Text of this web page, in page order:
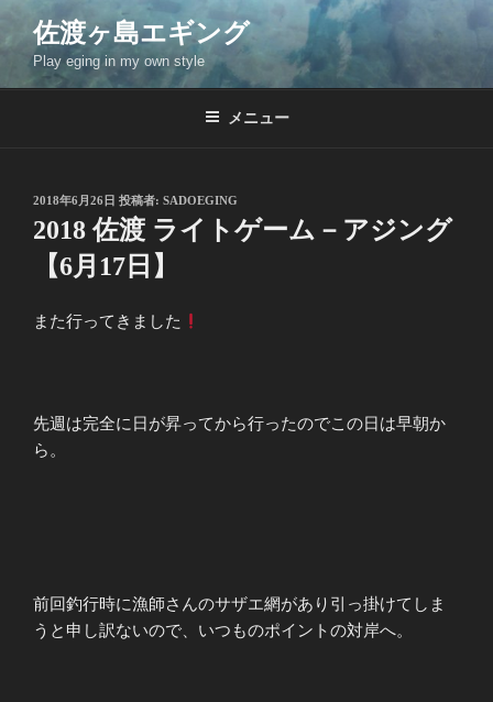
コ
ン
ン
佐渡ヶ島エギング
Play eging in my own style
メニュー
投
稿
日:
2018年6月26日 投稿者: SADOEGING
2018 佐渡 ライトゲーム－アジング
【6月17日】
また行ってきました
先週は完全に日が昇ってから行ったのでこの日は早朝か
ら。
前回釣行時に漁師さんのサザエ網があり引っ掛けてしま
うと申し訳ないので、いつものポイントの対岸へ。